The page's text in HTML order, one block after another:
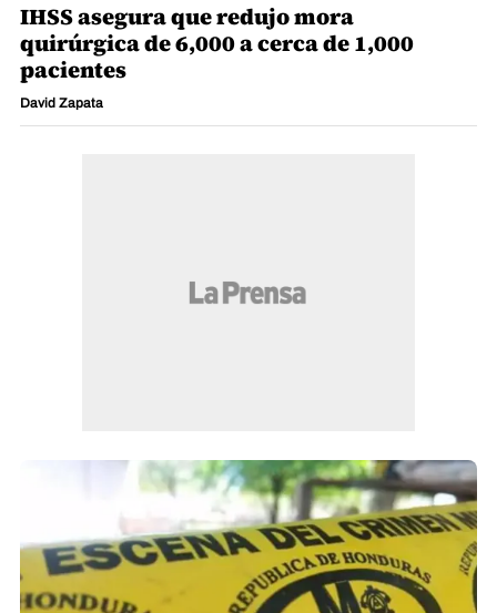
IHSS asegura que redujo mora
quirúrgica de 6,000 a cerca de 1,000
pacientes
David Zapata